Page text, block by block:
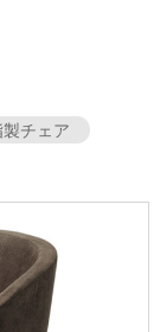
チェア